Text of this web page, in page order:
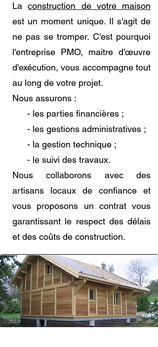
Laconstruction de votre maison
est un moment unique. Il s'agit de
ne pas se tromper. C'est pourquoi
l'entreprise PMO, maitre d'œuvre
d'exécution, vous accompagne tout
au long de votre projet.
Nous assurons :
- les parties financières ;
- les gestions administratives ;
- la gestion technique ;
- le suivi des travaux.
Nous collaborons avec des
artisans locaux de confiance et
vous proposons un contrat vous
garantissant le respect des délais
et des coûts de construction.